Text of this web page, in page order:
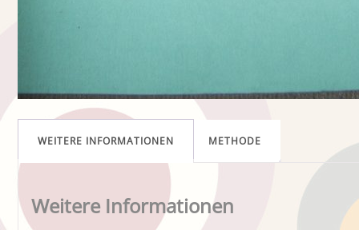
WEITERE INFORMATIONEN METHODE
Weitere Informationen